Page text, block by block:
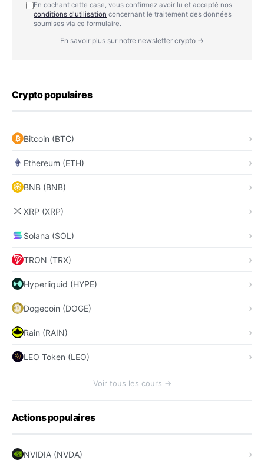
En cochant cette case, vous confirmez avoir lu et accepté nos
conditions d'utilisation concernant le traitement des données
soumises via ce formulaire.
En savoir plus sur notre newsletter crypto →
Crypto populaires
Bitcoin (BTC)
Ethereum (ETH)
BNB (BNB)
XRP (XRP)
Solana (SOL)
TRON (TRX)
Hyperliquid (HYPE)
Dogecoin (DOGE)
Rain (RAIN)
LEO Token (LEO)
Voir tous les cours →
Actions populaires
NVIDIA (NVDA)